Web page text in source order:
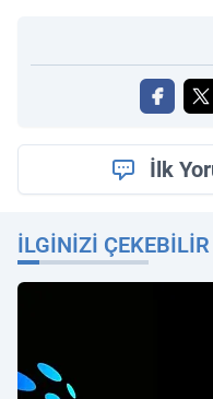
İlk
İLGINIZI ÇEKEBILIR